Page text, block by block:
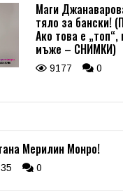
Маги
тяло за бански!
Ако това е
мъже – СНИМКИ)
9177 0
Мерилин Монро!
35 0